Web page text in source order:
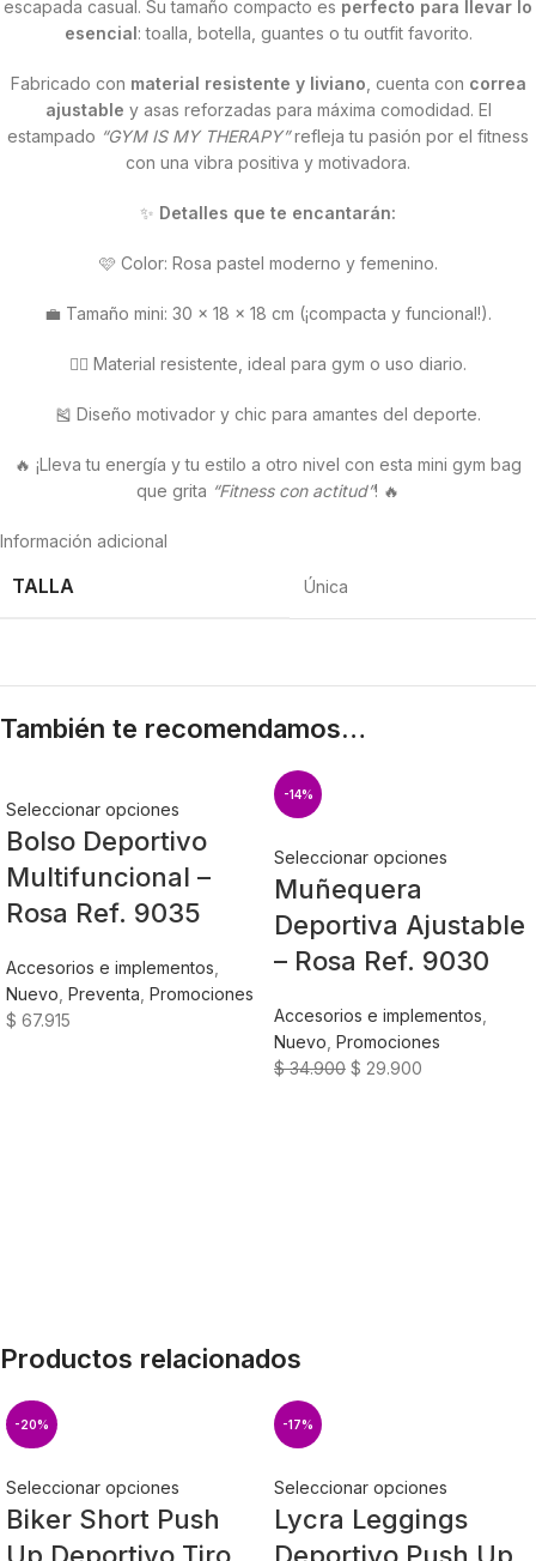
escapada casual. Su tamaño compacto es perfecto para llevar lo
esencial: toalla, botella, guantes o tu outfit favorito.
Fabricado con material resistente y liviano , cuenta con correa
ajustable y asas reforzadas para máxima comodidad. El
estampado “GYM IS MY THERAPY”refleja tu pasión por el fitness
con una vibra positiva y motivadora.
✨ Detalles que te encantarán:
🩷 Color: Rosa pastel moderno y femenino.
💼 Tamaño mini: 30 × 18 × 18 cm (¡compacta y funcional!).
🏋️‍♀️ Material resistente, ideal para gym o uso diario.
🎽 Diseño motivador y chic para amantes del deporte.
🔥 ¡Lleva tu energía y tu estilo a otro nivel con esta mini gym bag
que grita “Fitness con actitud”! 🔥
Información adicional
TALLA Única
También te recomendamos…
Seleccionar opciones
Bolso Deportivo
Multifuncional –
Rosa Ref. 9035
Accesorios e implementos
Nuevo Preventa Promociones
$ 67.915
-14%
Seleccionar opciones
Muñequera
Deportiva Ajustable
– Rosa Ref. 9030
Accesorios e implementos
Nuevo Promociones
$34.900 $ 29.900
Productos relacionados
-20%
Seleccionar opciones
Biker Short Push
-17%
Seleccionar opciones
Lycra Leggings